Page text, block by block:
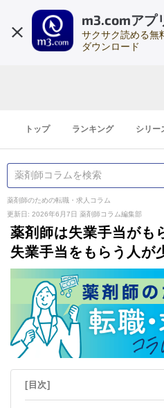
m3.comアプ
サクサク読める無
ダウンロード
トップ ランキング シリー
薬剤師のための転職・求人コラム
更新日: 2026年6月7日 薬剤師コラム編集部
薬剤師は失業手当がも
失業手当をもらう人が
[目次]